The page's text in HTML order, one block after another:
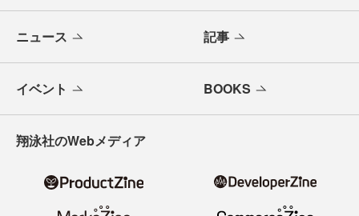
ニュース 記事
イベント BOOKS
翔泳社のWebメディア